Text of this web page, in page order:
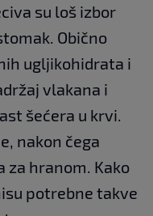
su loš izbor
Obično
ugljikohidrata i
vlakana i
šećera u krvi.
nakon čega
za hranom. Kako
potrebne takve